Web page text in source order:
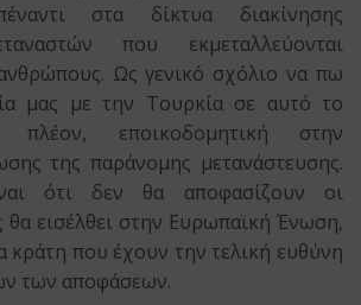
στα δίκτυα διακίνησης
που εκμεταλλεύονται
Ως γενικό σχόλιο να πω
μας με την Τουρκία σε αυτό το
πλέον, εποικοδομητική στην
της παράνομης μετανάστευσης.
ότι δεν θα αποφασίζουν οι
θα εισέλθει στην Ευρωπαϊκή Ένωση,
κράτη που έχουν την τελική ευθύνη
των αποφάσεων.